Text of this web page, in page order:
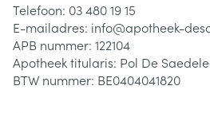
Telefoon: 03 480 19 15
E-mailadres: info@apotheek-
APB nummer: 122104
Apotheek titularis: Pol De
BTW nummer: BE0404041820